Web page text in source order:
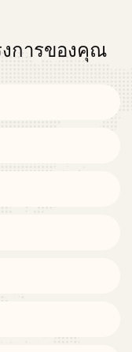
การของคุณ